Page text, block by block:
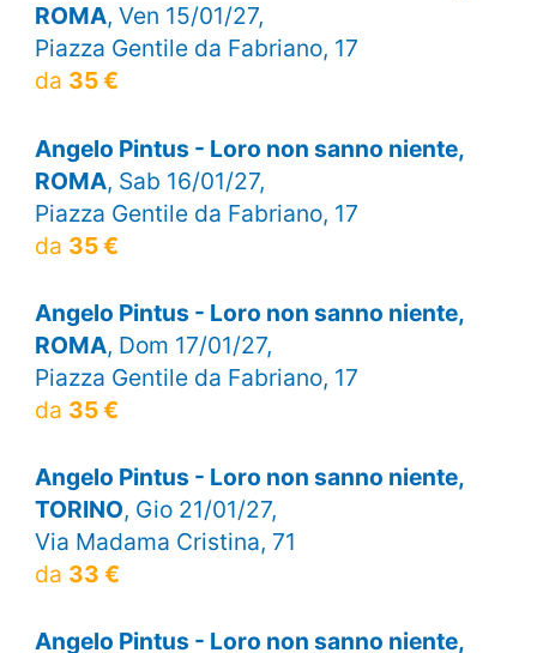
ROMA, Ven 15/01/27,
Piazza Gentile da Fabriano, 17
da 35 €
Angelo Pintus - Loro non sanno niente,
ROMA, Sab 16/01/27,
Piazza Gentile da Fabriano, 17
da 35 €
Angelo Pintus - Loro non sanno niente,
ROMA, Dom 17/01/27,
Piazza Gentile da Fabriano, 17
da 35 €
Angelo Pintus - Loro non sanno niente,
TORINO, Gio 21/01/27,
Via Madama Cristina, 71
da 33 €
Angelo Pintus - Loro non sanno niente,